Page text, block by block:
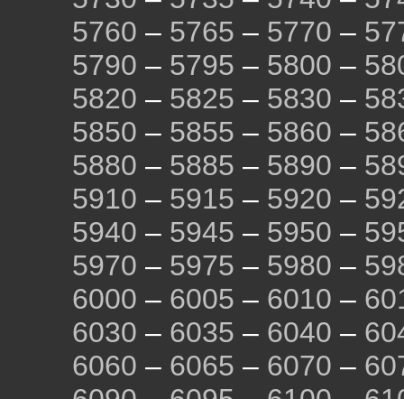
5760 – 5765 – 5770 –
5790 – 5795 – 5800 –
5820 – 5825 – 5830 –
5850 – 5855 – 5860 –
5880 – 5885 – 5890 –
5910 – 5915 – 5920 –
5940 – 5945 – 5950 –
5970 – 5975 – 5980 –
6000 – 6005 – 6010 –
6030 – 6035 – 6040 –
6060 – 6065 – 6070 –